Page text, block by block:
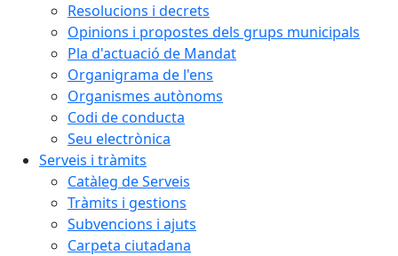
Resolucions i decrets
Opinions i propostes dels grups municipals
Pla d'actuació de Mandat
Organigrama de l'ens
Organismes autònoms
Codi de conducta
Seu electrònica
Serveis i tràmits
Catàleg de Serveis
Tràmits i gestions
Subvencions i ajuts
Carpeta ciutadana